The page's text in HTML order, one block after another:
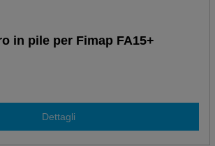
in pile per Fimap FA15+
Dettagli